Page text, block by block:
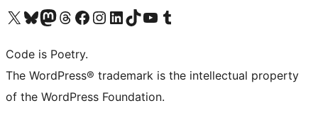
Navštivte náš účet na X (dříve Twitter)
Navštivte náš Bluesky účetNavštivte náš účet Mastodon
Navštivte náš Threads účetNavštivte naši stránku na Facebooku
Navštivte náš Instagram účetNavštivte náš LinkedIn účetNavštivte náš TikTok účetNavštivte náš YouTube kanálNavštivte náš Tumblr účet
Code is Poetry.
The WordPress® trademark is the intellectual property
of the WordPress Foundation.